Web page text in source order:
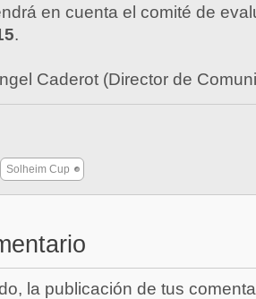
en cuenta el comité de
.
Caderot (Director de
Solheim Cup
la publicación de tus